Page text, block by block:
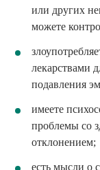
или других
можете
лекарствами
подавления
имеете
проблемы со
отклонением;
есть мысли о